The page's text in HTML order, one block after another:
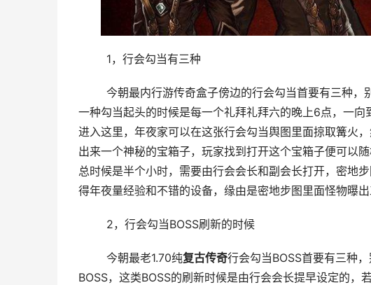
	1，行会勾当有三种
一种勾当起头的时候是每一个礼拜礼拜六的晚上6点，一
进入这里，年夜家可以在这张行会勾当舆图里面掠取篝火
出来一个神秘的宝箱子，玩家找到打开这个宝箱子便可以
总时候是半个小时，需要由行会会长和副会长打开，密地
得年夜量经验和不错的设备，缘由是密地步图里面怪物曝
	2，行会勾当BOSS刷新的时候
	今朝最老1.70纯
复古传奇行会勾当BOSS首要有三种
BOSS，这类BOSS的刷新时候是由行会会长提早设定的